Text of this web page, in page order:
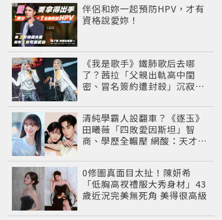
伴侶和妳一起預防HPV，才有
資格說愛妳！
PR
《我是歌手》鐵肺歌后去哪
了？茜拉「父親出軌高中閨
密、冒名簽約遭封殺」沉寂12
清純學霸人設翻車？《逐玉》
田曦薇「四敗愛因斯坦」智
商、學歷全輾壓 網酸：天才全
0修圖真面目太扯！陳妍希
「低胸高衩禮服大秀身材」43
歲近況完美無死角 美得很高級